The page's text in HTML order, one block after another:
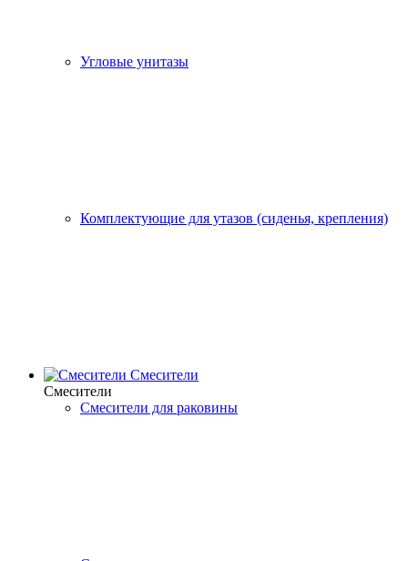
Угловые унитазы
Комплектующие для утазов (сиденья, крепления)
Смесители
Смесители
Смесители для раковины